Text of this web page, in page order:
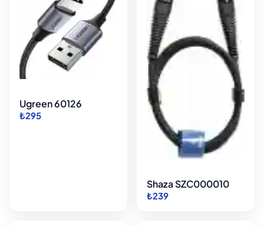
Ugreen 60126
₺295
Shaza SZC000010
₺239